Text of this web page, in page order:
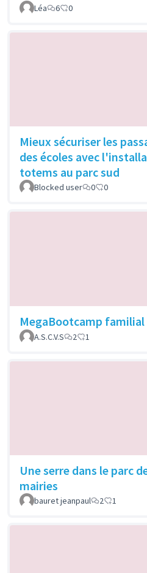
Léa
6 0
Mieux sécuriser les
des écoles avec
totems au parc sud
Blocked user 0 0
MegaBootcamp familial
A.S.C.V.S
2 1
Une serre dans le parc
mairies
bauret jeanpaul 2 1